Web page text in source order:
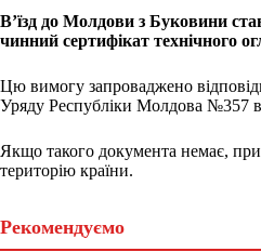
В’їзд до Молдови з Буковини
чинний сертифікат технічного
Цю вимогу запроваджено
Уряду Республіки Молдова №357
Якщо такого документа немає,
територію країни.
Рекомендуємо